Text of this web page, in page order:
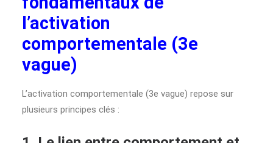
l’activation
comportementale (3e
vague)
L’activation comportementale (3e vague) repose sur
plusieurs principes clés :